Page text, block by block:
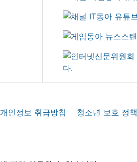
개인정보 취급방침
청소년 보호 정책